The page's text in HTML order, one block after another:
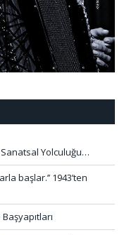
Sanatsal Yolculuğu…
başlar.’’ 1943’ten